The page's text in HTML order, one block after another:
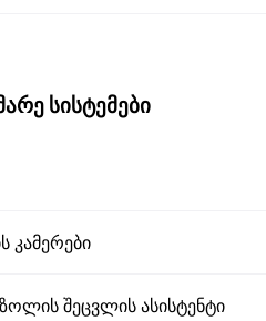
სისტემები
კამერები
შეცვლის ასისტენტი